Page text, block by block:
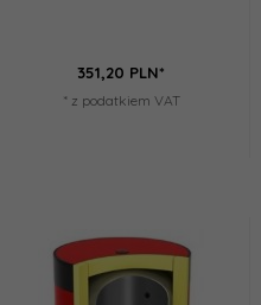
351,20 PLN*
* z podatkiem VAT